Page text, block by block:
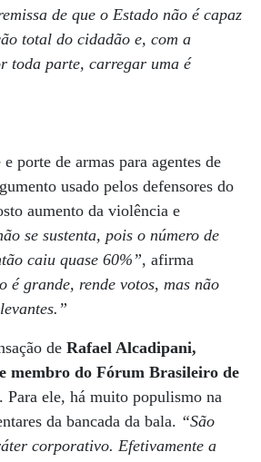
de que o Estado não é capaz
total do cidadão e, com a
toda parte, carregar uma é
porte de armas para agentes de
usado pelos defensores do
aumento da violência e
se sustenta, pois o número de
caiu quase 60%”, afirma
é grande, rende votos, mas não
de Rafael Alcadipani,
membro do Fórum Brasileiro de
. Para ele, há muito populismo na
da bancada da bala. “São
corporativo. Efetivamente a